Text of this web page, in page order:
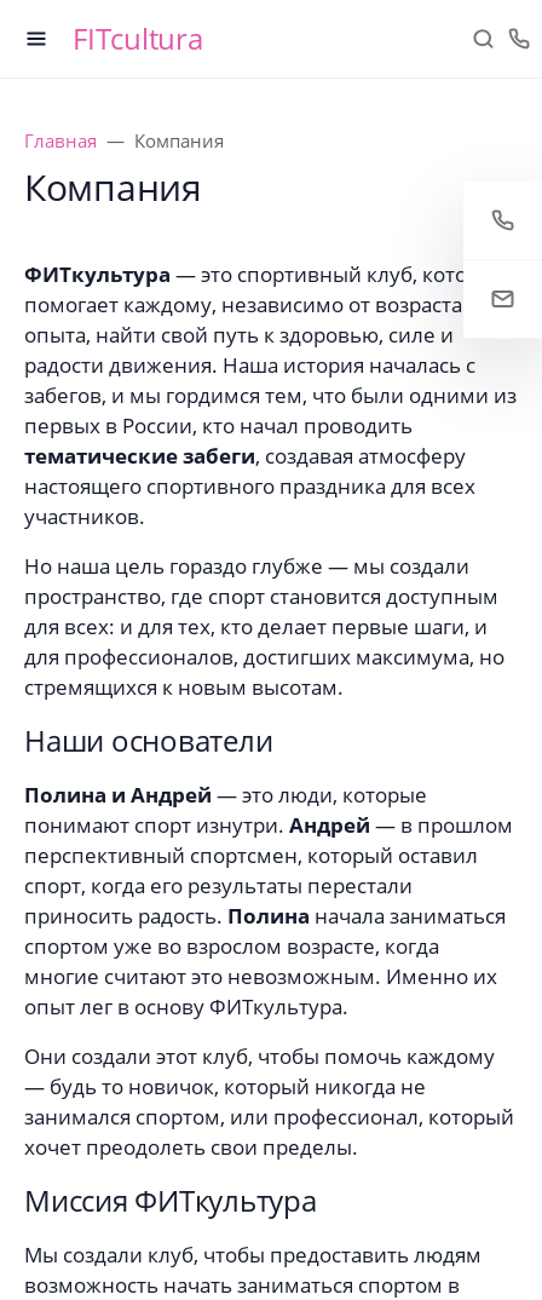
FITcultura
Главная Компания
Компания
ФИТкультура — это спортивный клуб, который
помогает каждому, независимо от возраста или
опыта, найти свой путь к здоровью, силе и
радости движения. Наша история началась с
забегов, и мы гордимся тем, что были одними из
первых в России, кто начал проводить
тематические забеги, создавая атмосферу
настоящего спортивного праздника для всех
участников.
Но наша цель гораздо глубже — мы создали
пространство, где спорт становится доступным
для всех: и для тех, кто делает первые шаги, и
для профессионалов, достигших максимума, но
стремящихся к новым высотам.
Наши основатели
Полина и Андрей — это люди, которые
понимают спорт изнутри. Андрей — в прошлом
перспективный спортсмен, который оставил
спорт, когда его результаты перестали
приносить радость. Полина начала заниматься
спортом уже во взрослом возрасте, когда
многие считают это невозможным. Именно их
опыт лег в основу ФИТкультура.
Они создали этот клуб, чтобы помочь каждому
— будь то новичок, который никогда не
занимался спортом, или профессионал, который
хочет преодолеть свои пределы.
Миссия ФИТкультура
Мы создали клуб, чтобы предоставить людям
возможность начать заниматься спортом в